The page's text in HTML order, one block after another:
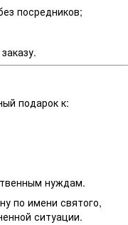
посредников;
подарок к:
нуждам.
по имени святого,
ситуации.